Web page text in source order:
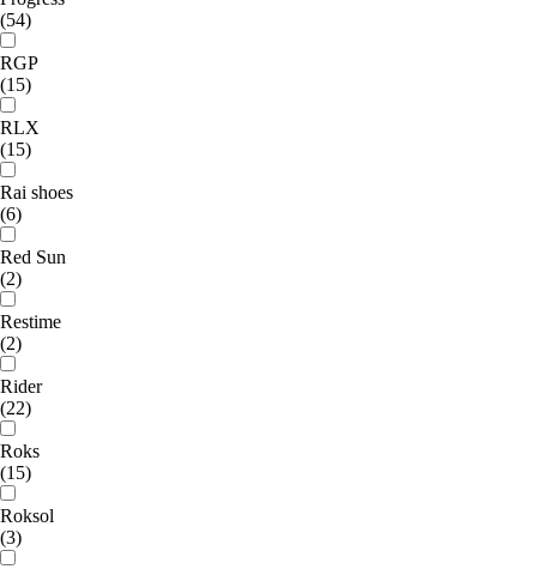
(54)
RGP
(15)
RLX
(15)
Rai shoes
(6)
Red Sun
(2)
Restime
(2)
Rider
(22)
Roks
(15)
Roksol
(3)